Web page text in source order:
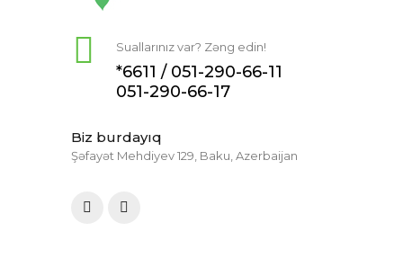
Suallarınız var? Zəng edin!
*6611 / 051-290-66-11
051-290-66-17
Biz burdayıq
Şəfayət Mehdiyev 129, Baku, Azerbaijan